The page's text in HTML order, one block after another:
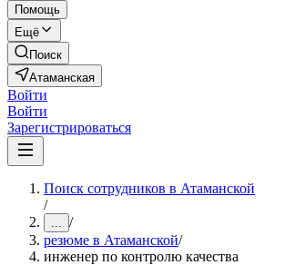
Помощь
Ещё
Поиск
Атаманская
Войти
Войти
Зарегистрироваться
Поиск сотрудников в Атаманской
/
... /
резюме в Атаманской/
инженер по контролю качества